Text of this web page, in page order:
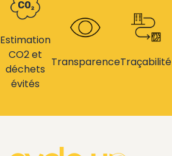
Estimation
CO2 et
déchets
évités
TransparenceTraçabilité